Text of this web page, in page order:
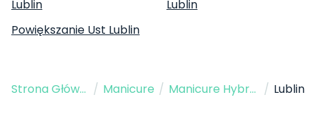
Lublin
Lublin
Powiększanie Ust Lublin
Strona Główna / Manicure / Manicure Hybrydowy / Lublin